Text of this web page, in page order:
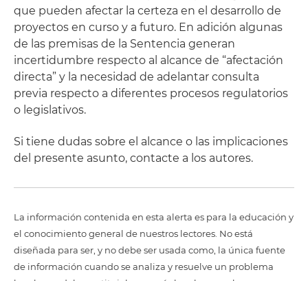
que pueden afectar la certeza en el desarrollo de
proyectos en curso y a futuro. En adición algunas
de las premisas de la Sentencia generan
incertidumbre respecto al alcance de “afectación
directa” y la necesidad de adelantar consulta
previa respecto a diferentes procesos regulatorios
o legislativos.
Si tiene dudas sobre el alcance o las implicaciones
del presente asunto, contacte a los autores.
La información contenida en esta alerta es para la educación y
el conocimiento general de nuestros lectores. No está
diseñada para ser, y no debe ser usada como, la única fuente
de información cuando se analiza y resuelve un problema